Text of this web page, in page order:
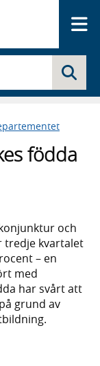
födda
och
tredje kvartalet
– en
med
har svårt att
grund av